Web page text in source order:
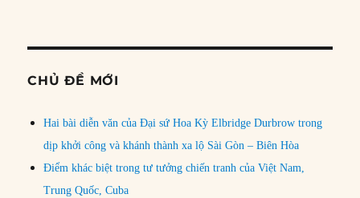
CHỦ ĐỀ MỚI
Hai bài diễn văn của Đại sứ Hoa Kỳ Elbridge Durbrow trong
dịp khởi công và khánh thành xa lộ Sài Gòn – Biên Hòa
Điểm khác biệt trong tư tưởng chiến tranh của Việt Nam,
Trung Quốc, Cuba